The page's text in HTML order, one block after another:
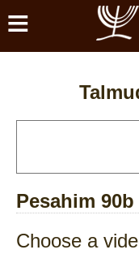
≡
Pesahim 90b
Choose a